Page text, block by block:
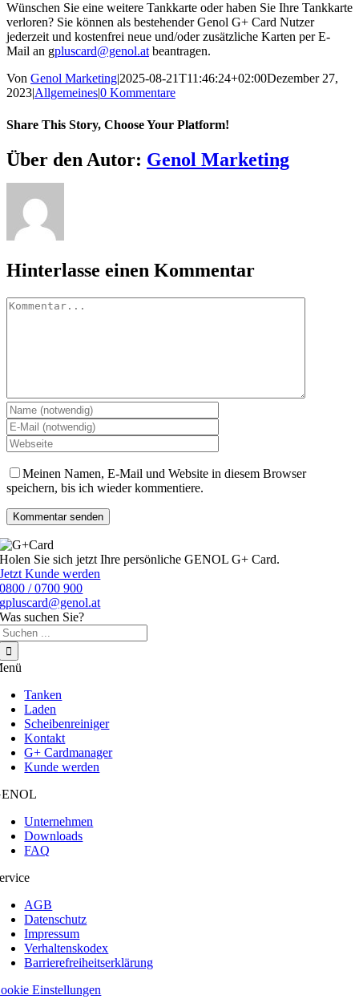
Wünschen Sie eine weitere Tankkarte oder haben Sie Ihre Tankkarte
verloren? Sie können als bestehender Genol G+ Card Nutzer
jederzeit und kostenfrei neue und/oder zusätzliche Karten per E-
Mail an gpluscard@genol.atbeantragen.
Von Genol Marketing|2025-08-21T11:46:24+02:00Dezember 27,
2023|Allgemeines|0 Kommentare
Share This Story, Choose Your Platform!
Facebook
X
Reddit
LinkedIn
WhatsApp
Telegram
Tumblr
Pinterest
Vk
Xing
E-
Mail
Über den Autor: Genol Marketing
Hinterlasse einen Kommentar
Kommentar
Meinen Namen, E-Mail und Website in diesem Browser
speichern, bis ich wieder kommentiere.
Holen Sie sich jetzt Ihre persönliche GENOL G+ Card.
Jetzt Kunde werden
0800 / 0700 900
gpluscard@genol.at
Was suchen Sie?
Tanken
Laden
Scheibenreiniger
Kontakt
G+ Cardmanager
Kunde werden
Unternehmen
Downloads
FAQ
AGB
Datenschutz
Impressum
Verhaltenskodex
Barrierefreiheitserklärung
Einstellungen